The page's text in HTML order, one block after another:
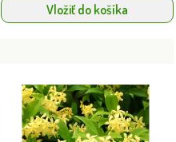
Vložiť do košíka